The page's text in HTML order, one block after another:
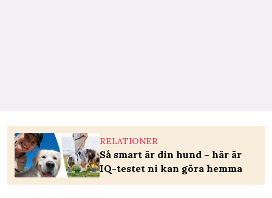
RELATIONER
Så smart är din hund – här är
IQ-testet ni kan göra hemma